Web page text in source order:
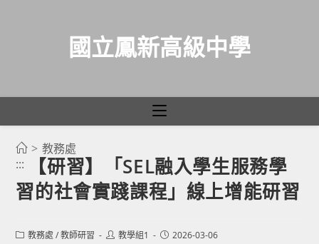
國立鳳新高級中學
> 教務處
:::
【研習】「SEL融入學生服務學
習的社會實踐課程」線上增能研習
Post教務處 / 教師研習
Post教學組1
Post2026-03-06